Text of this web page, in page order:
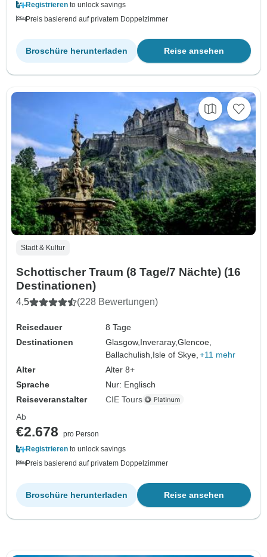
Registrieren to unlock savings
Preis basierend auf privatem Doppelzimmer
Reise ansehen
Broschüre herunterladen
Stadt & Kultur
Schottischer Traum (8 Tage/7 Nächte) (16
Destinationen)
4,5 (228 Bewertungen)
Reisedauer
8 Tage
Destinationen
Glasgow, Inveraray,Glencoe,
Ballachulish, Isle of Skye, +11 mehr
Alter
Alter 8+
Sprache
Nur: Englisch
Reiseveranstalter
CIE Tours
Ab
€2.678
pro Person
Registrieren to unlock savings
Preis basierend auf privatem Doppelzimmer
Reise ansehen
Broschüre herunterladen